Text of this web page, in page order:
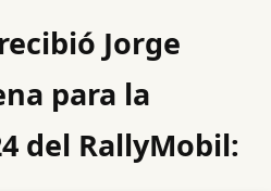
Jorge
para la
del RallyMobil: